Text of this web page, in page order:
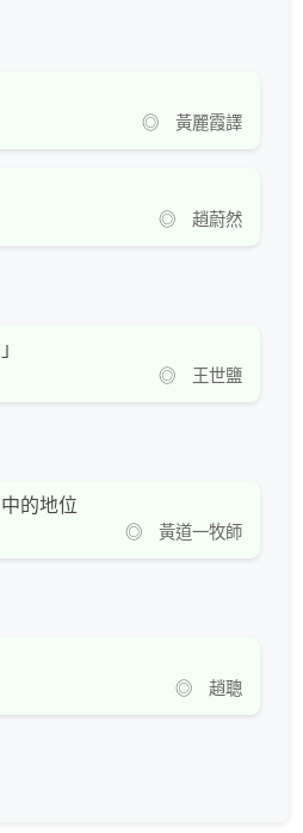
◎ 黃麗霞譯
◎ 趙蔚然
◎ 王世鹽
的地位
◎ 黃道一牧師
◎ 趙聰